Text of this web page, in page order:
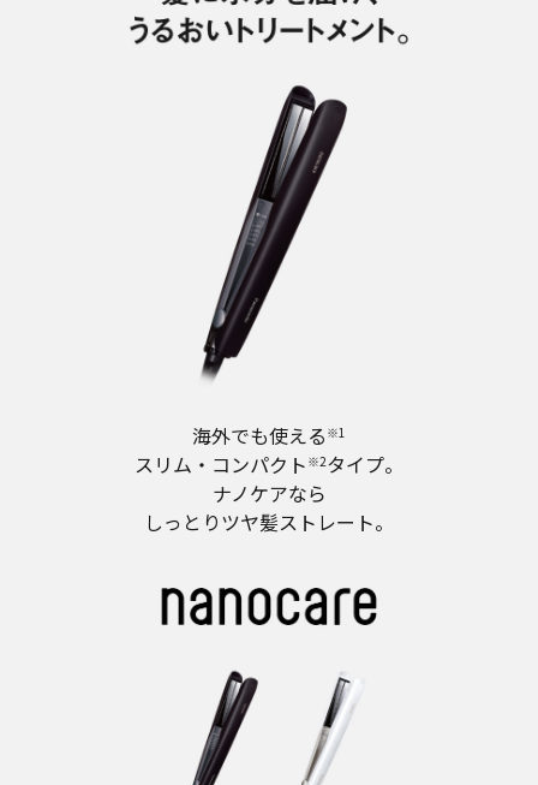
海外でも使える ※1
スリム・コンパクト ※2タイプ。
ナノケアなら
しっとりツヤ髪ストレート。